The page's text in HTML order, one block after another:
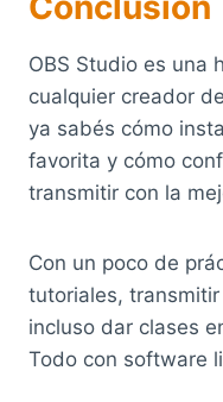
OBS Studio es una
cualquier creador
ya sabés cómo
favorita y cómo
transmitir con la
Con un poco de
tutoriales,
incluso dar clases
Todo con software